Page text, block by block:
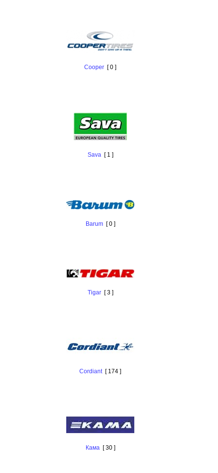
Cooper [ 0 ]
Sava[ 1 ]
Barum[ 0 ]
Tigar[ 3 ]
Cordiant[ 174 ]
Кама[ 30 ]